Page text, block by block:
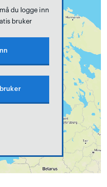
du logge inn
bruker
bruker